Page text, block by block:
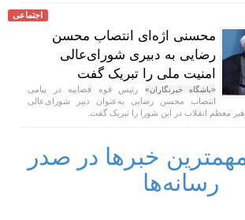
اجتماعی
محسنی اژه‌ای انتصاب محسن
رضایی به دبیری شورای‌عالی
امنیت ملی را تبریک گفت
«باشگاه خبرنگاران» رئیس قوه قضاییه در پیامی
انتصاب محسن رضایی به‌عنوان دبیر شورای‌عالی
معظم انقلاب در این شورا را تبریک گفت.
خبرها در صدر
رسانه‌ها